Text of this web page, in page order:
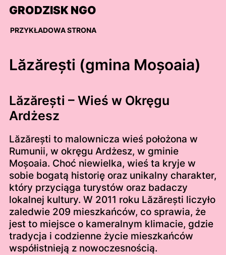
Skip
content
GRODZISK NGO
PRZYKŁADOWA STRONA
Lăzărești (gmina Moșoaia)
Lăzărești – Wieś w Okręgu
Ardżesz
Lăzărești to malownicza wieś położona w
Rumunii, w okręgu Ardżesz, w gminie
Moșoaia. Choć niewielka, wieś ta kryje w
sobie bogatą historię oraz unikalny charakter,
który przyciąga turystów oraz badaczy
lokalnej kultury. W 2011 roku Lăzărești liczyło
zaledwie 209 mieszkańców, co sprawia, że
jest to miejsce o kameralnym klimacie, gdzie
tradycja i codzienne życie mieszkańców
współistnieją z nowoczesnością.